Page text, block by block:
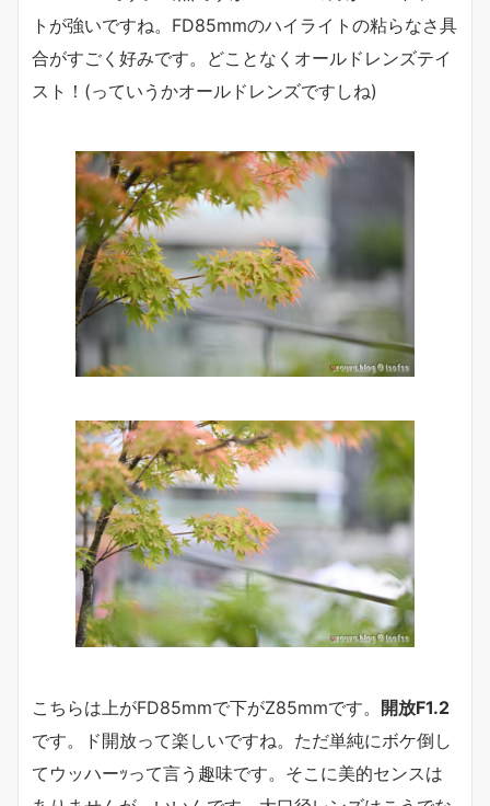
トが強いですね。FD85mmのハイライトの粘らなさ具
合がすごく好みです。どことなくオールドレンズテイ
スト！(っていうかオールドレンズですしね)
こちらは上がFD85mmで下がZ85mmです。 開放F1.2
です。ド開放って楽しいですね。ただ単純にボケ倒し
てウッハーｯって言う趣味です。そこに美的センスは